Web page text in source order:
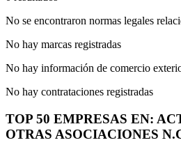
No se encontraron normas legales
No hay marcas registradas
No hay información de comercio
No hay contrataciones registradas
TOP 50 EMPRESAS EN:
OTRAS ASOCIACIONES